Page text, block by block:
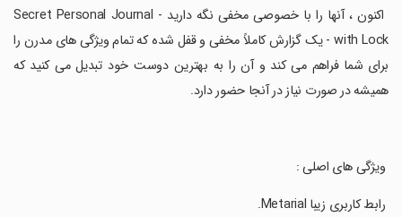
‏ اکنون ، آنها را با خصوصی مخفی نگه دارید - Secret Personal Journal
with Lock - یک گزارش کاملاً مخفی و قفل شده که تمام ویژگی های مدرن را
برای شما فراهم می کند و آن را به بهترین دوست خود تبدیل می کنید که
همیشه در صورت نیاز در آنجا حضور دارد.
‏ ویژگی های اصلی :
‏ رابط کاربری زیبا Metarial.